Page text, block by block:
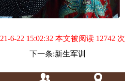
6-22 15:02:32 本文被阅读 12742 次
下一条:新生军训